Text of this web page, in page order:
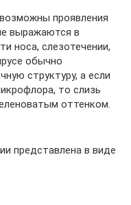
проявления
выражаются в
носа, слезотечении,
обычно
структуру, а если
то слизь
оттенком.
представлена в виде